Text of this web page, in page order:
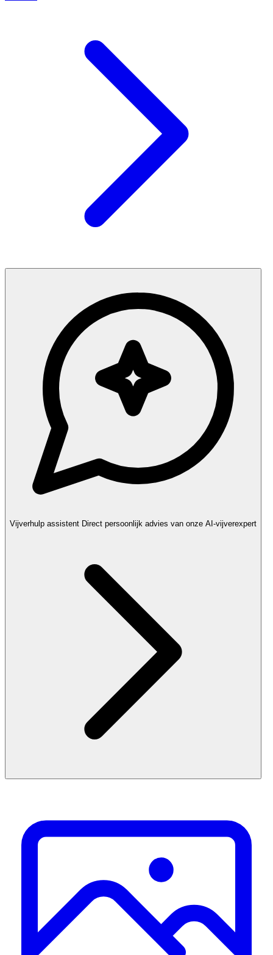
Vijverhulp assistent Direct persoonlijk advies van onze AI-vijverexpert